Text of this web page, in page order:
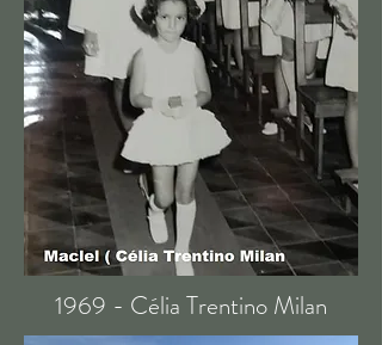
1969 - Célia Trentino Milan